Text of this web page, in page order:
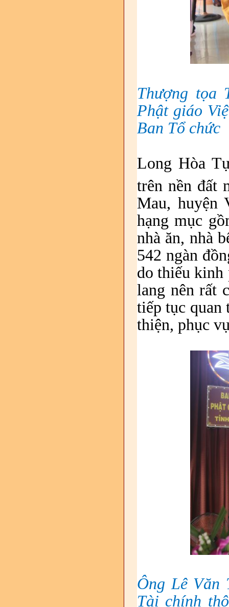
Thượng tọa
Phật giáo
Ban Tổ chức
Long Hòa
trên nền đất
Mau, huyện
hạng mục
nhà ăn, nhà
542 ngàn
do thiếu kinh
lang nên rất
tiếp tục quan
thiện, phục
Ông Lê Văn
Tài chính